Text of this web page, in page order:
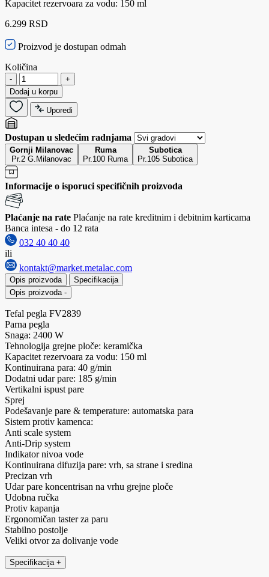
Kapacitet rezervoara za vodu: 150 ml
6.299 RSD
Proizvod je dostupan odmah
Količina
-
+
Dodaj u korpu
Uporedi
Dostupan u sledećim radnjama
Gornji Milanovac
Pr.2 G.Milanovac
Ruma
Pr.100 Ruma
Subotica
Pr.105 Subotica
Informacije o isporuci specifičnih proizvoda
Plaćanje na rate Plaćanje na rate kreditnim i debitnim karticama
Banca intesa - do 12 rata
032 40 40 40
ili
kontakt@market.metalac.com
Opis proizvoda
Specifikacija
Opis proizvoda -
Tefal pegla FV2839
Parna pegla
Snaga: 2400 W
Tehnologija grejne ploče: keramička
Kapacitet rezervoara za vodu: 150 ml
Kontinuirana para: 40 g/min
Dodatni udar pare: 185 g/min
Vertikalni ispust pare
Sprej
Podešavanje pare & temperature: automatska para
Sistem protiv kamenca:
Anti scale system
Anti-Drip system
Indikator nivoa vode
Kontinuirana difuzija pare: vrh, sa strane i sredina
Precizan vrh
Udar pare koncentrisan na vrhu grejne ploče
Udobna ručka
Protiv kapanja
Ergonomičan taster za paru
Stabilno postolje
Veliki otvor za dolivanje vode
Specifikacija +